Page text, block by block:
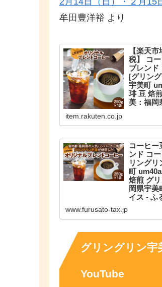
牟田豊洋裕 より
【楽天
税】 コ
ブレンド
[グリン
宇美町
琲 豆 焙
美：福岡
ジナルブレ
item.rakuten.co.jp
コーヒー
ンド コ
リングリ
町
焙煎 グ
岡県宇美
イス - ふ
満載のふる
の魅力を知
応援したい
るさと納税
www.furusato-tax.jp
グリングリン宇
YouTube